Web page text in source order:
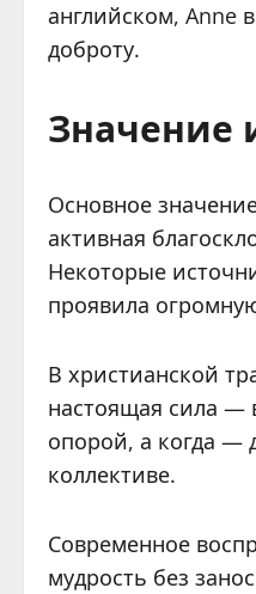
английском, Anne
доброту.
Значение
Основное
активная
Некоторые
проявила
В христианской
настоящая сила —
опорой, а когда —
коллективе.
Современное
мудрость без